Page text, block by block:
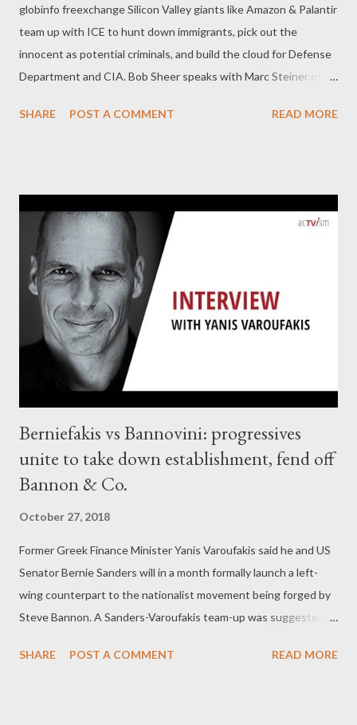
globinfo freexchange Silicon Valley giants like Amazon & Palantir
team up with ICE to hunt down immigrants, pick out the
innocent as potential criminals, and build the cloud for Defense
Department and CIA. Bob Sheer speaks with Marc Steiner of
and others have, that our own Constitution points out, if you
was fought over that. And the Internet represents the best
and the worst of worlds. We are connected. We offer a lot of
ourselves. We learn a lot from it. But it’s also the worst in terms
of individual space and privacy. This has come to be recognized
particularly after Edward Snowden revealed the extent of
cooperation between companies like Facebook and Google and
Apple, and others, and the intelligence ag...
SHARE POST A COMMENT READ MORE
Berniefakis vs Bannovini: progressives
unite to take down establishment, fend off
Bannon & Co.
October 27, 2018
Former Greek Finance Minister Yanis Varoufakis said he and US
Senator Bernie Sanders will in a month formally launch a left-
wing counterpart to the nationalist movement being forged by
Steve Bannon. A Sanders-Varoufakis team-up was suggested in
Guardian. The formal creation of Progressives International is
SHARE POST A COMMENT READ MORE